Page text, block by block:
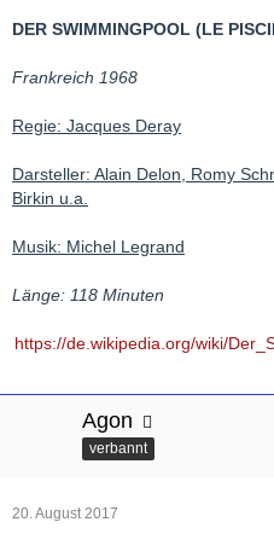
DER SWIMMINGPOOL (LE
Frankreich 1968
Regie: Jacques Deray
Darsteller: Alain Delon, Romy
Birkin u.a.
Musik: Michel Legrand
Länge: 118 Minuten
https://de.wikipedia.org/wiki/
Agon
verbannt
20. August 2017